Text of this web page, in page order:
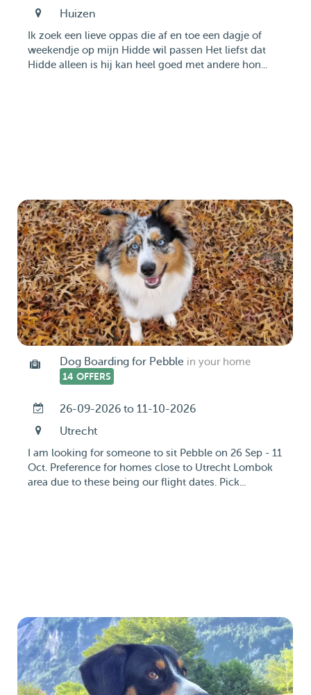
Huizen
Ik zoek een lieve oppas die af en toe een dagje of
weekendje op mijn Hidde wil passen Het liefst dat
Hidde alleen is hij kan heel goed met andere hon...
Dog Boarding for Pebble in your home
14 OFFERS
26-09-2026 to 11-10-2026
Utrecht
I am looking for someone to sit Pebble on 26 Sep - 11
Oct. Preference for homes close to Utrecht Lombok
area due to these being our flight dates. Pick...